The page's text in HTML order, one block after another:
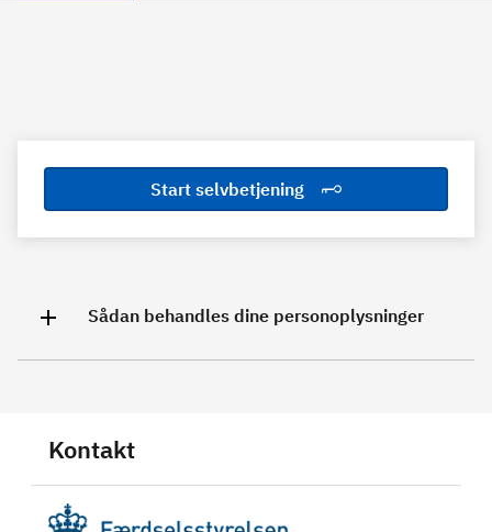
Start selvbetjening
Sådan behandles dine personoplysninger
Kontakt